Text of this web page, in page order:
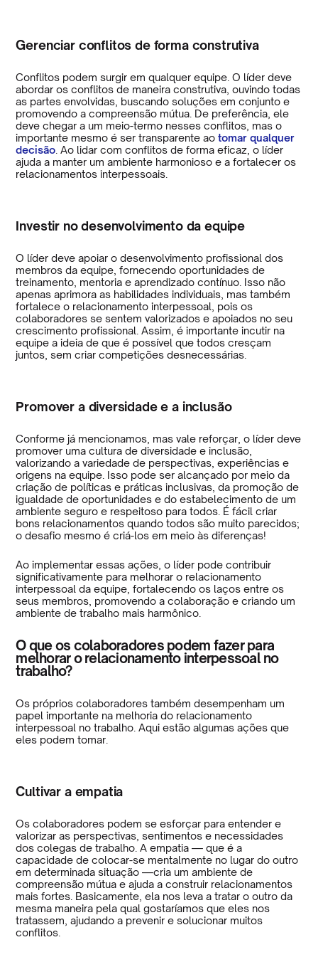
Gerenciar conflitos de forma construtiva
Conflitos podem surgir em qualquer equipe. O líder deve
abordar os conflitos de maneira construtiva, ouvindo todas
as partes envolvidas, buscando soluções em conjunto e
promovendo a compreensão mútua. De preferência, ele
deve chegar a um meio-termo nesses conflitos, mas o
importante mesmo é ser transparente ao tomar qualquer
decisão . Ao lidar com conflitos de forma eficaz, o líder
ajuda a manter um ambiente harmonioso e a fortalecer os
relacionamentos interpessoais.
Investir no desenvolvimento da equipe
O líder deve apoiar o desenvolvimento profissional dos
membros da equipe, fornecendo oportunidades de
treinamento, mentoria e aprendizado contínuo. Isso não
apenas aprimora as habilidades individuais, mas também
fortalece o relacionamento interpessoal, pois os
colaboradores se sentem valorizados e apoiados no seu
crescimento profissional. Assim, é importante incutir na
equipe a ideia de que é possível que todos cresçam
juntos, sem criar competições desnecessárias.
Promover a diversidade e a inclusão
Conforme já mencionamos, mas vale reforçar, o líder deve
promover uma cultura de diversidade e inclusão,
valorizando a variedade de perspectivas, experiências e
origens na equipe. Isso pode ser alcançado por meio da
criação de políticas e práticas inclusivas, da promoção de
igualdade de oportunidades e do estabelecimento de um
ambiente seguro e respeitoso para todos. É fácil criar
bons relacionamentos quando todos são muito parecidos;
o desafio mesmo é criá-los em meio às diferenças!
Ao implementar essas ações, o líder pode contribuir
significativamente para melhorar o relacionamento
interpessoal da equipe, fortalecendo os laços entre os
seus membros, promovendo a colaboração e criando um
ambiente de trabalho mais harmônico.
O que os colaboradores podem fazer para
melhorar o relacionamento interpessoal no
trabalho?
Os próprios colaboradores também desempenham um
papel importante na melhoria do relacionamento
interpessoal no trabalho. Aqui estão algumas ações que
eles podem tomar.
Cultivar a empatia
Os colaboradores podem se esforçar para entender e
valorizar as perspectivas, sentimentos e necessidades
dos colegas de trabalho. A empatia — que é a
capacidade de colocar-se mentalmente no lugar do outro
em determinada situação —cria um ambiente de
compreensão mútua e ajuda a construir relacionamentos
mais fortes. Basicamente, ela nos leva a tratar o outro da
mesma maneira pela qual gostaríamos que eles nos
tratassem, ajudando a prevenir e solucionar muitos
conflitos.